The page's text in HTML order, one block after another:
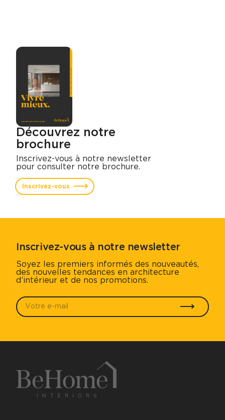
Découvrez notre
brochure
Inscrivez-vous à notre newsletter
pour consulter notre brochure.
Inscrivez-vous
Inscrivez-vous à notre newsletter
Soyez les premiers informés des nouveautés,
des nouvelles tendances en architecture
d’intérieur et de nos promotions.
Votre e-mail
Envoyer